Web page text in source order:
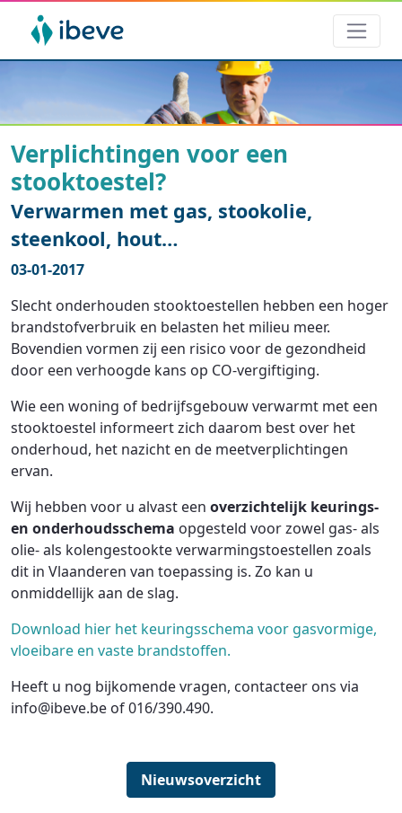
Verplichtingen voor een
stooktoestel?
Verwarmen met gas, stookolie,
steenkool, hout…
03-01-2017
Slecht onderhouden stooktoestellen hebben een hoger
brandstofverbruik en belasten het milieu meer.
Bovendien vormen zij een risico voor de gezondheid
door een verhoogde kans op CO-vergiftiging.
Wie een woning of bedrijfsgebouw verwarmt met een
stooktoestel informeert zich daarom best over het
onderhoud, het nazicht en de meetverplichtingen
ervan.
Wij hebben voor u alvast een overzichtelijk keurings-
en onderhoudsschema opgesteld voor zowel gas- als
olie- als kolengestookte verwarmingstoestellen zoals
dit in Vlaanderen van toepassing is. Zo kan u
onmiddellijk aan de slag.
Download hier het keuringsschema voor gasvormige,
vloeibare en vaste brandstoffen.
Heeft u nog bijkomende vragen, contacteer ons via
info@ibeve.be of 016/390.490.
Nieuwsoverzicht